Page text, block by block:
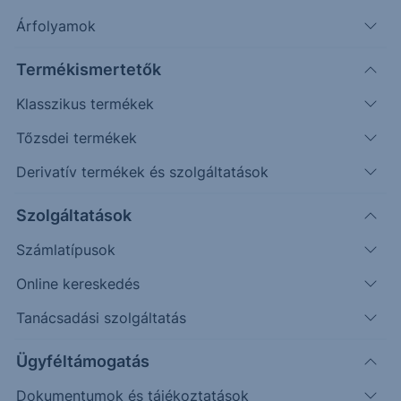
Árfolyamok
Termékismertetők
Klasszikus termékek
Tőzsdei termékek
Derivatív termékek és szolgáltatások
Szolgáltatások
Számlatípusok
Online kereskedés
Tanácsadási szolgáltatás
Ügyféltámogatás
Dokumentumok és tájékoztatások
Véletlenszerű Csökkenés
Adobe
Visszahívási korlát / Kupon korlát
One Star Effect korlát
70%
80%
90%